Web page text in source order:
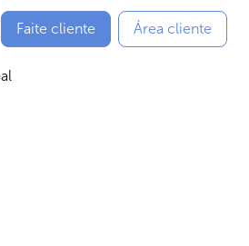
Faite cliente Área cliente